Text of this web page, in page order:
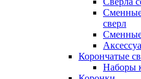
сверл
Сменные
Корончатые
Наборы